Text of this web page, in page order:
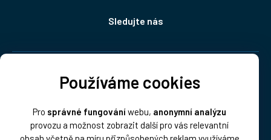
Používáme cookies
Pro správné fungováníwebu, anonymní analýzu
provozu a možnost zobrazit další pro vás relevantní
Sledujte nás